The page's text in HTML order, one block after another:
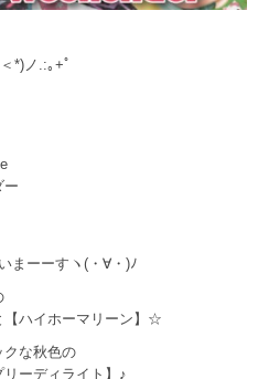
*)ノ.:｡+ﾟ
ー
まーーすヽ(・∀・)ﾉ
【ハイホーマリーン】☆
な秋色の
リーディライト】♪